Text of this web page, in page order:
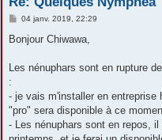
M
s
g
04 janv. 2019, 22:29
Bonjour Chiwawa,
Les nénuphars sont en rupture
:
- je vais m'installer en
"pro" sera disponible à ce
- Les nénuphars sont en repos,